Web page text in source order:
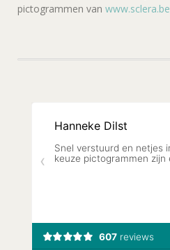
pictogrammen van www.sclera.be